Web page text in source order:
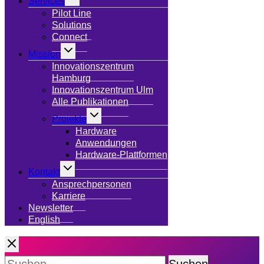
Pilot Line
Solutions
Connect
Mission
Untermenü
Innovationszentrum
Hamburg
Innovationszentrum Ulm
Alle Publikationen
Projekte
Untermenü
Hardware
Anwendungen
Hardware-Plattformen
Kontakt
Untermenü
Ansprechpersonen
Karriere
Newsletter
English